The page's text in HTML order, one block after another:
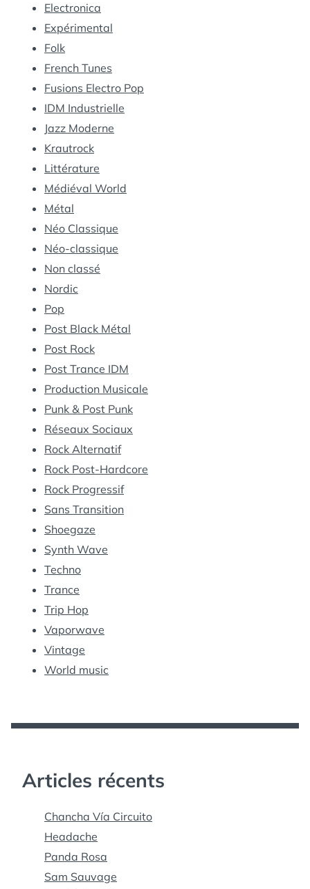
Electronica
Expérimental
Folk
French Tunes
Fusions Electro Pop
IDM Industrielle
Jazz Moderne
Krautrock
Littérature
Médiéval World
Métal
Néo Classique
Néo-classique
Non classé
Nordic
Pop
Post Black Métal
Post Rock
Post Trance IDM
Production Musicale
Punk & Post Punk
Réseaux Sociaux
Rock Alternatif
Rock Post-Hardcore
Rock Progressif
Sans Transition
Shoegaze
Synth Wave
Techno
Trance
Trip Hop
Vaporwave
Vintage
World music
Articles récents
Chancha Vía Circuito
Headache
Panda Rosa
Sam Sauvage